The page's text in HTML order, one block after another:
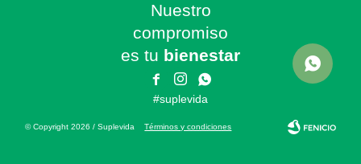
Nuestro
compromiso
es tu bienestar
 

#suplevida
© Copyright 2026 / SuplevidaTérminos y condiciones